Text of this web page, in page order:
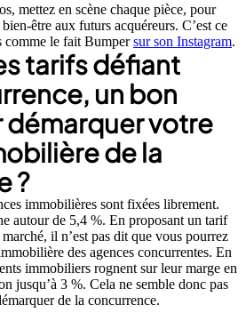
mettez en scène chaque pièce, pour
être aux futurs acquéreurs. C’est ce
comme le fait Bumpersur son Instagram.
tarifs défiant
un bon
démarquer votre
de la
?
immobilières sont fixées librement.
autour de 5,4 %. En proposant un tarif
il n’est pas dit que vous pourrez
des agences concurrentes. En
immobiliers rognent sur leur marge en
jusqu’à 3 %. Cela ne semble donc pas
de la concurrence.